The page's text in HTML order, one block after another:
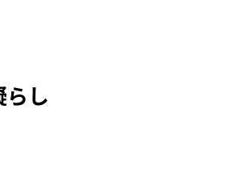
し